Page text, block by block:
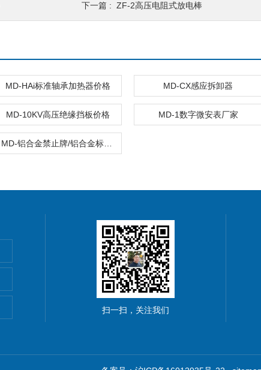
下一篇 : ZF-2高压电阻式放电棒
MD-HAi标准轴承加热器价格 MD-CX感应拆卸器
MD-10KV高压绝缘挡板价格 MD-1数字微安表厂家
扫一扫，关注我们